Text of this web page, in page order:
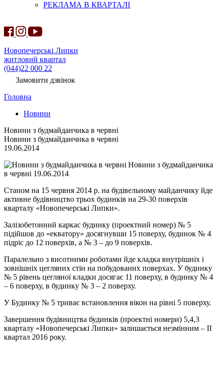
РЕКЛАМА В КВАРТАЛІ
Новопечерські Липки
житловий квартал
(044)22 000 22
Замовити дзвінок
Головна
Новини
Новини з будмайданчика в червні
Новини з будмайданчика в червні
19.06.2014
Новини з будмайданчика
в червні 19.06.2014
Станом на 15 червня 2014 р. на будівельному майданчику йде
активне будівництво трьох будинків на 29-30 поверхів
кварталу «Новопечерські Липки».
Залізобетонний каркас будинку (проектний номер) № 5
підійшов до «екватору» досягнувши 15 поверху, будинок № 4
підріс до 12 поверхів, а № 3 – до 9 поверхів.
Паралельно з висотними роботами йде кладка внутрішніх і
зовнішніх цегляних стін на побудованих поверхах. У будинку
№ 5 рівень цегляної кладки досягає 11 поверху, в будинку № 4
– 6 поверху, в будинку № 3 – 2 поверху.
У Будинку № 5 триває встановлення вікон на рівні 5 поверху.
Завершення будівництва будинків (проектні номери) 5,4,3
кварталу «Новопечерські Липки» залишається незмінним – II
квартал 2016 року.